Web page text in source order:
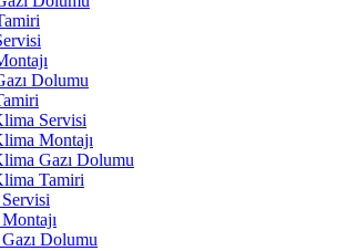
Dolumu
Servisi
Montajı
Gazı Dolumu
Tamiri
Dolumu